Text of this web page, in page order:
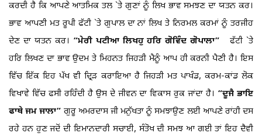
ਕਰਦੀ ਹੈ ਕਿ ਆਪਣੇ ਆਤਮਿਕ ਤਲ `ਤੇ ਗੁਣਾਂ ਨੂੰ ਲਿਖ ਭਾਵ ਸਮਝਣ ਦਾ ਯਤਨ ਕਰ।
ਭਾਵ ਆਪਣੀ ਮਤ ਰੂਪੀ ਫੱਟੀ `ਤੇ ਗੁਪਾਲ ਦਾ ਨਾਂ ਲਿਖ ਤੇ ਨਿਰਮਲ ਕਰਮਾਂ ਨੂੰ ਤਰਜੀਹ
ਦੇਣ ਦਾ ਯਤਨ ਕਰ। “ਮੇਰੀ ਪਟੀਆ ਲਿਖਹੁ ਹਰਿ ਗੋਵਿੰਦ ਗੋਪਾਲਾ” ਫੱਟੀ `ਤੇ
ਹਰਿ ਲਿਖਣ ਦਾ ਭਾਵ ਉਦਮ ਤੇ ਮਿਹਨਤ ਜਿਹੜੀ ਮੈਨੂੰ ਆਪ ਹੀ ਕਰਨੀ ਪੈਣੀ ਹੈ। ਇਸ
ਵਿੱਚ ਇੱਕ ਇਹ ਪੱਖ ਵੀ ਦ੍ਰਿੜ ਕਰਾਇਆ ਹੈ ਜਿਹੜੀ ਮਤ ਪਾਖੰਡ, ਕਰਮ-ਕਾਂਡ ਲੋਕ
ਵਿਖਾਵੇ ਵਿੱਚ ਫਸੀ ਰਹਿੰਦੀ ਹੈ ਉਸ ਦੇ ਜੀਵਨ ਦਾ ਵਿਕਾਸ ਰੁਕ ਜਾਂਦਾ ਹੈ। “ਦੂਜੈ ਭਾਇ
ਫਾਥੇ ਜਮ ਜਾਲਾ” ਗੁਰੂ ਅਮਰਦਾਸ ਜੀ ਮਨੁੱਖਤਾ ਨੂੰ ਸਮਝਾਉਣ ਲਈ ਆਪਣੇ ਰਾਂਹੀ ਦਸ
ਰਹੇ ਹਨ ਹੁਣ ਜਦੋਂ ਦੀ ਇਮਾਨਦਾਰੀ ਸਚਾਈ, ਸੰਤੋਖ ਦੀ ਸਮਝ ਆ ਗਈ ਤਾਂ ਇਹ ਦੈਵੀ